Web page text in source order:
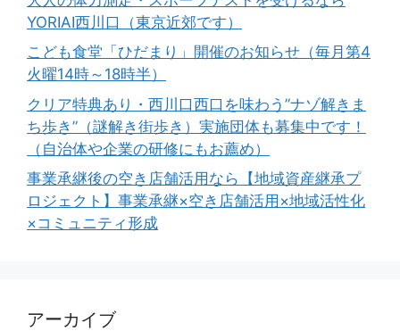
YORIAI西川口（東京近郊です）
こども食堂「ひだまり」開催のお知らせ（毎月第4
火曜14時～18時半）
クリア特典あり・西川口西口を味わう”ナゾ解きま
ち歩き”（謎解き街歩き）実施団体も募集中です！
（自治体や企業の研修にもお薦め）
事業承継後の空き店舗活用なら【地域資産継承プ
ロジェクト】事業承継×空き店舗活用×地域活性化
×コミュニティ形成
アーカイブ